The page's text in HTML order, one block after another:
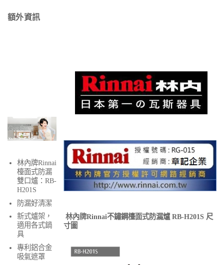
額外資訊
林內牌Rinnai
檯面式防漏
雙口爐：RB-
H201S
防漏好清潔
新式爐架，
適用各式鍋
具
專利鋁合金
吸氣遮罩
林內牌Rinnai不鏽鋼檯面式防漏爐 RB-H201S 尺
寸圖